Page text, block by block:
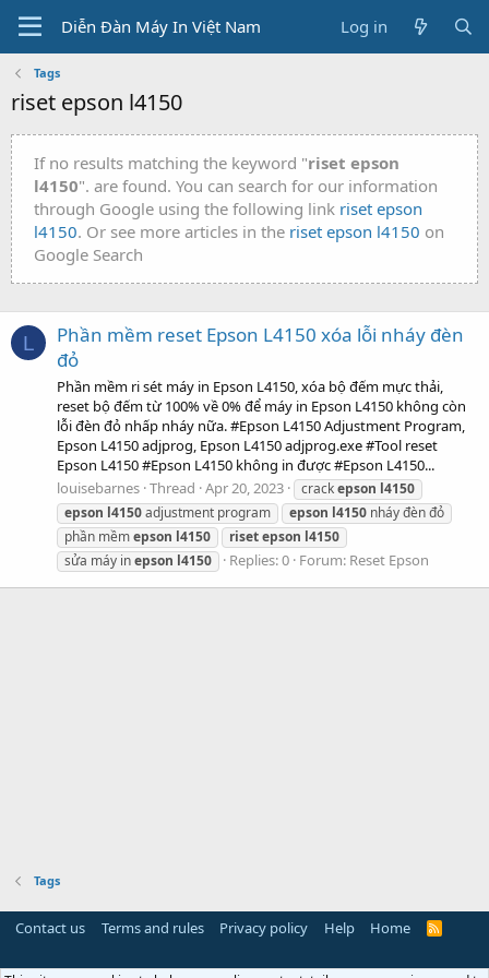
Diễn Đàn Máy In Việt Nam Log in
Tags
riset epson l4150
If no results matching the keyword "riset epson
l4150". are found. You can search for our information
through Google using the following link riset epson
l4150. Or see more articles in the riset epson l4150 on
Google Search
L
Phần mềm reset Epson L4150 xóa lỗi nháy đèn
đỏ
Phần mềm ri sét máy in Epson L4150, xóa bộ đếm mực thải,
reset bộ đếm từ 100% về 0% để máy in Epson L4150 không còn
lỗi đèn đỏ nhấp nháy nữa. #Epson L4150 Adjustment Program,
Epson L4150 adjprog, Epson L4150 adjprog.exe #Tool reset
Epson L4150 #Epson L4150 không in được #Epson L4150...
louisebarnes Thread Apr 20, 2023 crackepson l4150
epson l4150adjustment program epson l4150 nháy đèn đỏ
phần mềmepson l4150 risetepson l4150
sửa máy inepson l4150 Replies: 0 Forum: Reset Epson
Tags
Contact us Terms and rules Privacy policy Help Home
R